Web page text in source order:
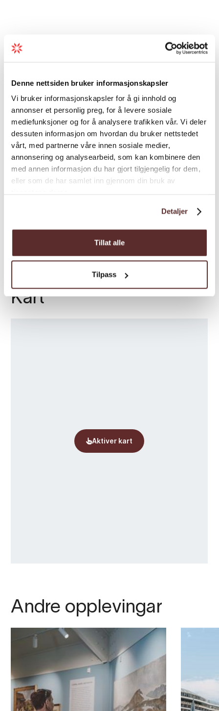
Denne nettsiden bruker informasjonskapsler
Vi bruker informasjonskapsler for å gi innhold og
annonser et personlig preg, for å levere sosiale
mediefunksjoner og for å analysere trafikken vår. Vi deler
dessuten informasjon om hvordan du bruker nettstedet
vårt, med partnerne våre innen sosiale medier,
annonsering og analysearbeid, som kan kombinere den
med annen informasjon du har gjort tilgjengelig for dem,
eller som de har samlet inn gjennom din bruk av
Detaljer
Tillat alle
Tilpass
Aktiviteter
Camping og hytte
Forretningstilbud
Generelle fasiliteter
Kjøkken og hushold
Kart
Andre opplevingar